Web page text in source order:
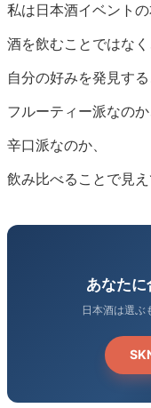
私は日本酒イベントの
酒を飲むことではなく
自分の好みを発見す
フルーティー派なのか
辛口派なのか、
飲み比べることで見え
あなたに
日本酒は選ぶ